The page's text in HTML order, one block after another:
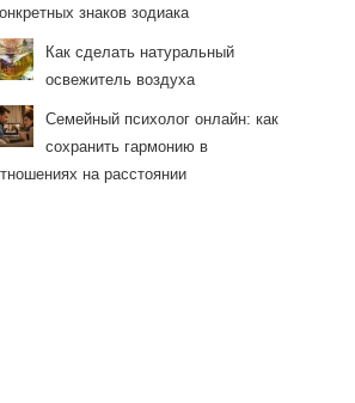
знаков зодиака
Как сделать натуральный
освежитель воздуха
Семейный психолог онлайн: как
сохранить гармонию в
на расстоянии